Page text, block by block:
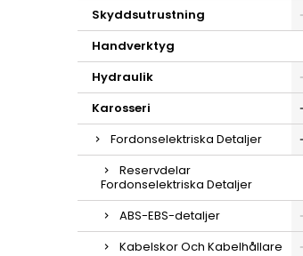
Skyddsutrustning
Handverktyg
Hydraulik
Karosseri
Fordonselektriska Detaljer
Reservdelar
Fordonselektriska Detaljer
ABS-EBS-detaljer
Kabelskor Och Kabelhållare